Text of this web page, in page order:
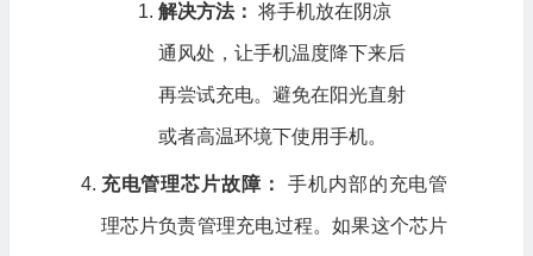
解决方法： 将手机放在阴凉
通风处，让手机温度降下来后
再尝试充电。避免在阳光直射
或者高温环境下使用手机。
充电管理芯片故障： 手机内部的充电管
理芯片负责管理充电过程。如果这个芯片